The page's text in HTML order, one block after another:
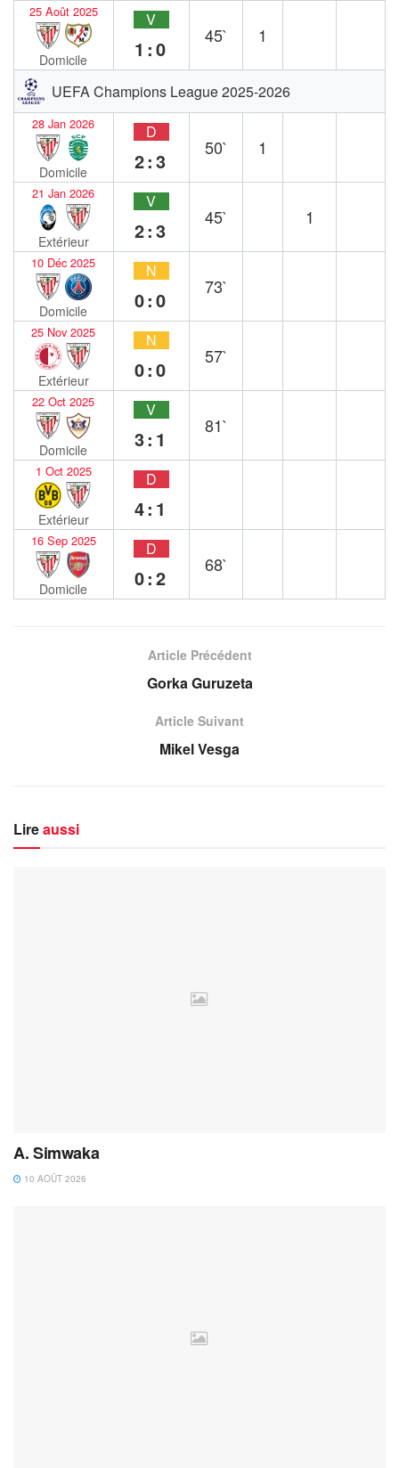
25 Août 2025
Domicile
V
1:0
45` 1
UEFA Champions League 2025-2026
28 Jan 2026
Domicile
D
2:3
50` 1
21 Jan 2026
Extérieur
V
2:3
45` 1
10 Déc 2025
Domicile
N
0:0
73`
25 Nov 2025
Extérieur
N
0:0
57`
22 Oct 2025
Domicile
V
3:1
81`
1 Oct 2025
Extérieur
D
4:1
16 Sep 2025
Domicile
D
0:2
68`
Article Précédent
Gorka Guruzeta
Article Suivant
Mikel Vesga
Lireaussi
A. Simwaka
10 AOÛT 2026